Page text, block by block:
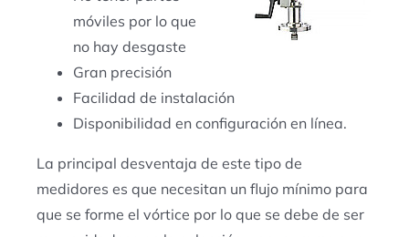
móviles por lo que
no hay desgaste
Gran precisión
Facilidad de instalación
Disponibilidad en configuración en línea.
La principal desventaja de este tipo de
medidores es que necesitan un flujo mínimo para
que se forme el vórtice por lo que se debe de ser